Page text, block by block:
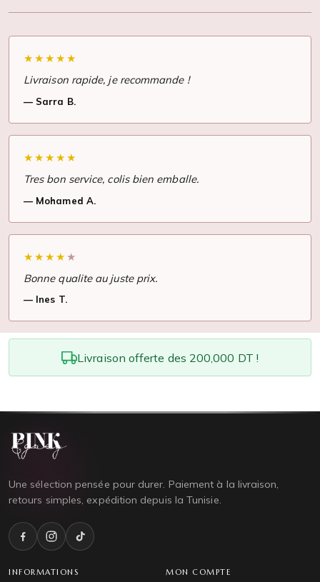
★ ★ ★ ★ ★
Livraison rapide, je recommande !
Sarra B.
★ ★ ★ ★ ★
Tres bon service, colis bien emballe.
Mohamed A.
★ ★ ★ ★ ★
Bonne qualite au juste prix.
Ines T.
Livraison offerte des 200,000 DT !
Une sélection pensée pour durer. Paiement à la livraison,
retours simples, expédition depuis la Tunisie.
INFORMATIONS MON COMPTE